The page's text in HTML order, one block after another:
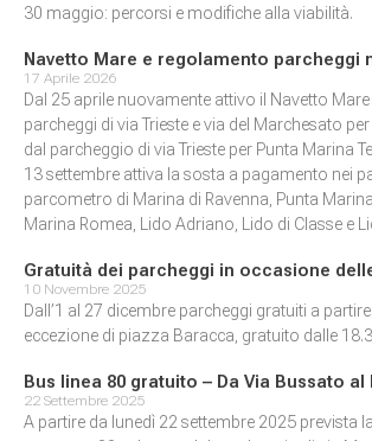
30 maggio: percorsi e modifiche alla viabilità.
Navetto Mare e regolamento parcheggi
17 Aprile 2026
Dal 25 aprile nuovamente attivo il Navetto
parcheggi di via Trieste e via del Marchesato
dal parcheggio di via Trieste per Punta Marina
13 settembre attiva la sosta a pagamento nei
parcometro di Marina di Ravenna, Punta
Marina Romea, Lido Adriano, Lido di Classe e
Gratuità dei parcheggi in occasione
10 Novembre 2025
Dall’1 al 27 dicembre parcheggi gratuiti a
eccezione di piazza Baracca, gratuito dalle
Bus linea 80 gratuito – Da Via Bussato al
22 Settembre 2025
A partire da lunedì 22 settembre 2025 prevista